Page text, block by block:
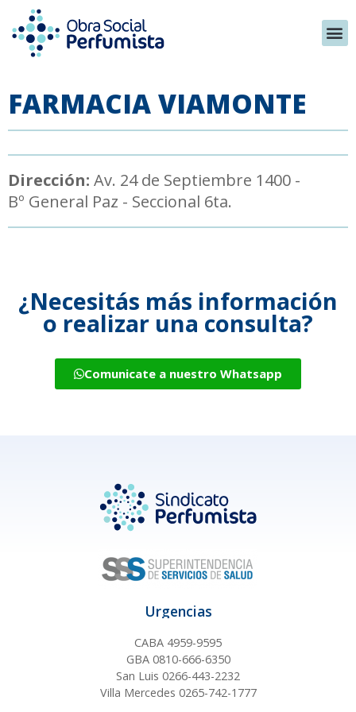
FARMACIA VIAMONTE
Dirección: Av. 24 de Septiembre 1400 -
Bº General Paz - Seccional 6ta.
¿Necesitás más información
o realizar una consulta?
Comunicate a nuestro Whatsapp
Urgencias
CABA 4959-9595
GBA 0810-666-6350
San Luis 0266-443-2232
Villa Mercedes 0265-742-1777